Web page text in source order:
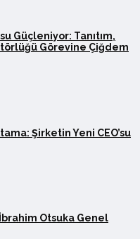
Güçleniyor: Tanıtım,
Görevine Çiğdem
Şirketin Yeni CEO’su
Otsuka Genel